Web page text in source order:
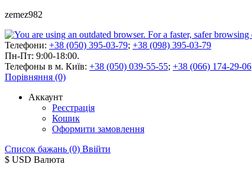
zemez982
Телефони: +38 (050) 395-03-79; +38 (098) 395-03-79
Пн-Пт: 9:00-18:00.
Телефоны в м. Київ: +38 (050) 039-55-55; +38 (066) 174-29-06
Порівняння (0)
Аккаунт
Реєстрація
Кошик
Оформити замовлення
Список бажань (0) Ввійти
$ USD Валюта